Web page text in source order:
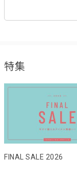
特集
FINAL SALE 2026